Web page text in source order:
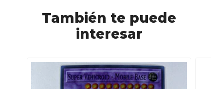
También te puede
interesar